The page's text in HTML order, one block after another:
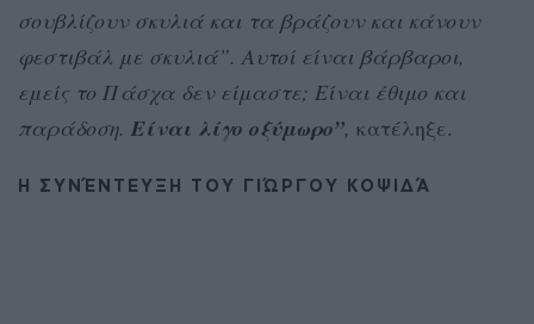
σουβλίζουν σκυλιά και τα βράζουν και κάνουν
φεστιβάλ με σκυλιά”. Αυτοί είναι βάρβαροι,
εμείς το Πάσχα δεν είμαστε; Είναι έθιμο και
παράδοση. Είναι λίγο οξύμωρο”, κατέληξε.
Η ΣΥΝΈΝΤΕΥΞΗ ΤΟΥ ΓΙΏΡΓΟΥ ΚΟΨΙΔΆ